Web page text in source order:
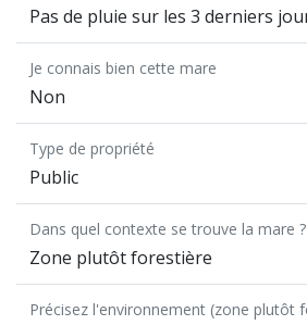
Pas de pluie sur les 3 derniers
Je connais bien cette mare
Non
Type de propriété
Public
Dans quel contexte se trouve la mare ?
Zone plutôt forestière
Précisez l'environnement (zone plutôt